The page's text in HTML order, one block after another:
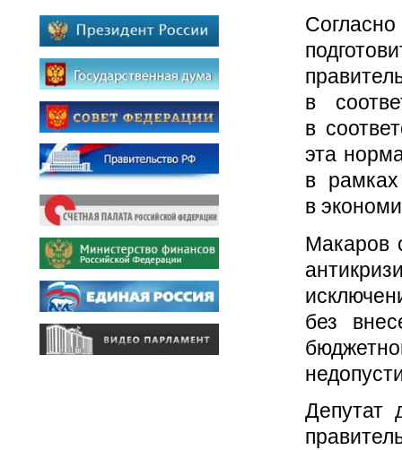
в
в
эта
в
в
Макаров
без
Депутат